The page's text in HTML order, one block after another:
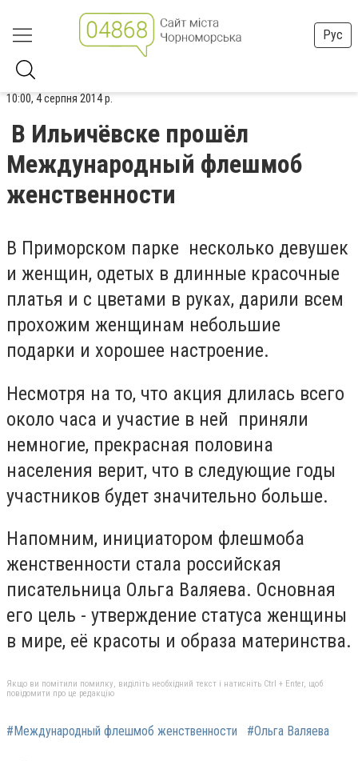
Рус
10:00, 4 серпня 2014 р.
В Ильичёвске прошёл
Международный флешмоб
женственности
В Приморском парке несколько девушек
и женщин, одетых в длинные красочные
платья и с цветами в руках, дарили всем
прохожим женщинам небольшие
подарки и хорошее настроение.
Несмотря на то, что акция длилась всего
около часа и участие в ней приняли
немногие, прекрасная половина
населения верит, что в следующие годы
участников будет значительно больше.
Напомним, инициатором флешмоба
женственности стала российская
писательница Ольга Валяева. Основная
его цель - утверждение статуса женщины
в мире, её красоты и образа материнства.
Якщо ви помітили помилку, виділіть необхідний текст і натисніть Ctrl + Enter, щоб
повідомити про це редакцію
#Международный флешмоб женственности #Ольга Валяева